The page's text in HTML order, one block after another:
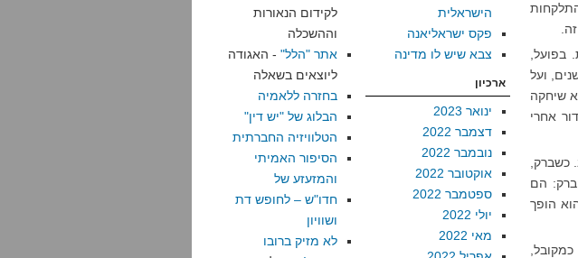
בפועל,
ועל
שיחקה
אחרי
כשברק,
הם
הופך
הישראלית
פקס ישראליאנה
צבא שיש לו מדינה
ארכיון
ינואר 2023
דצמבר 2022
נובמבר 2022
אוקטובר 2022
ספטמבר 2022
יולי 2022
מאי 2022
לקידום הנאורות
וההשכלה
אתר "הלל" - האגודה
ליוצאים בשאלה
בחזרה ללאמיה
הבלוג של "יש דין"
הטלוויזיה החברתית
הסיפור האמיתי
והמזעזע של
חדו"ש – לחופש דת
ושוויון
לא מזיק ברובו